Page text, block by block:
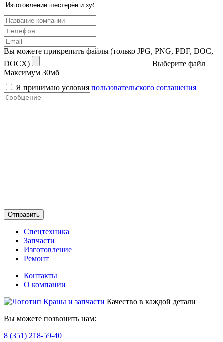
Вы можете прикрепить файлы (только JPG, PNG, PDF, DOC,
DOCX)
Выберите файл
Максимум 30мб
Я принимаю условия пользовательского соглашения
Отправить
Спецтехника
Запчасти
Изготовление
Ремонт
Контакты
О компании
Качество в каждой детали
Вы можете позвонить нам:
8 (351) 218-59-40